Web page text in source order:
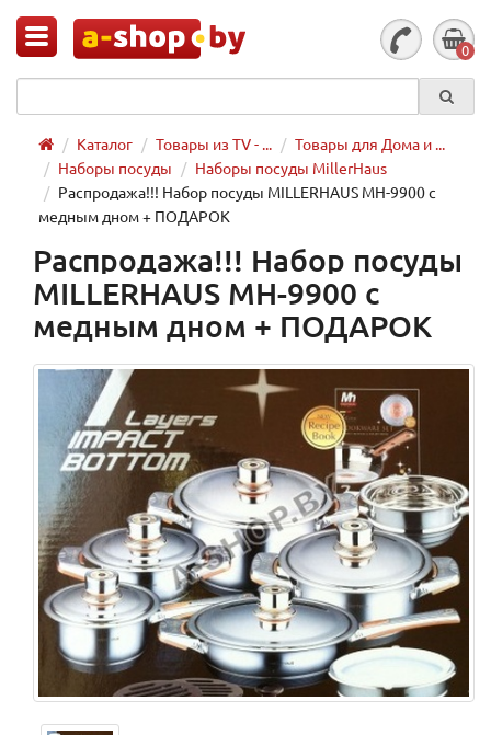
0
Каталог Товары из TV - ...
Товары для Дома и ...
Наборы посуды
Наборы посуды MillerHaus
Распродажа!!! Набор посуды MILLERHAUS MH-9900 с
медным дном + ПОДАРОК
Распродажа!!! Набор посуды
MILLERHAUS MH-9900 с
медным дном + ПОДАРОК